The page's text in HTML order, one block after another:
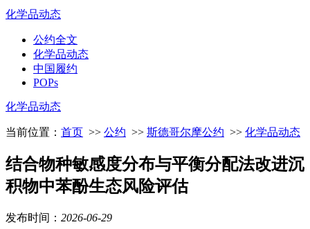
化学品动态
公约全文
化学品动态
中国履约
POPs
化学品动态
当前位置： 首页 >> 公约 >> 斯德哥尔摩公约 >> 化学品动态
结合物种敏感度分布与平衡分配法改进沉
积物中苯酚生态风险评估
发布时间： 2026-06-29